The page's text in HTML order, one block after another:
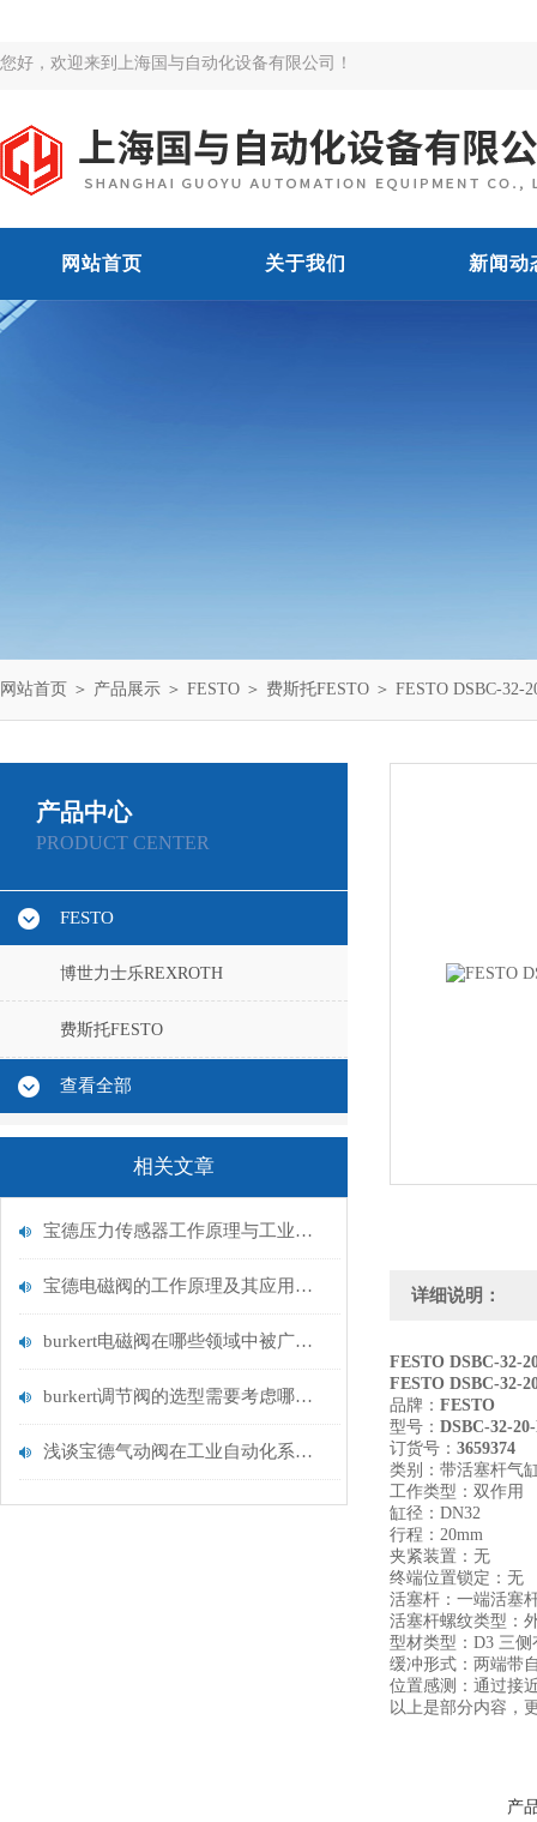
您好，欢迎来到上海国与自动化设备有限公司！
网站首页 关于我们 新闻动
网站首页 ＞ 产品展示 ＞ FESTO ＞ 费斯托FESTO ＞ FESTO DSBC-32-
产品中心
PRODUCT CENTER
FESTO
博世力士乐REXROTH
费斯托FESTO
查看全部
相关文章
宝德压力传感器工作原理与工业流体测量应用
宝德电磁阀的工作原理及其应用领域
burkert电磁阀在哪些领域中被广泛应用？
burkert调节阀的选型需要考虑哪些因素？
浅谈宝德气动阀在工业自动化系统中的作用
详细说明：
FESTO DSBC-32-
FESTO DSBC-32-
品牌： FESTO
型号： DSBC-32-
订货号： 3659374
类别：带活塞杆气
工作类型：双作用
缸径：DN32
行程：20mm
夹紧装置：无
终端位置锁定：无
活塞杆：一端活塞
活塞杆螺纹类型：
型材类型：D3 三
缓冲形式：两端带
位置感测：通过接
以上是部分内容，
产